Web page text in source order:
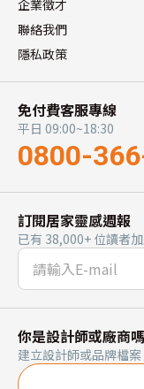
企業徵才
聯絡我們
隱私政策
免付費客服專線
平日 09:00~18:30
0800-
訂閱居家靈感週報
已有 38,000+ 位讀者
你是設計師或廠商
建立設計師或品牌檔